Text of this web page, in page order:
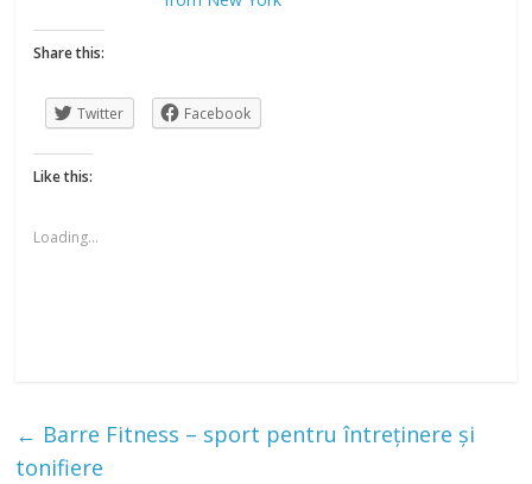
Share this:
Twitter Facebook
Like this:
Loading...
← Barre Fitness – sport pentru întreținere și
tonifiere